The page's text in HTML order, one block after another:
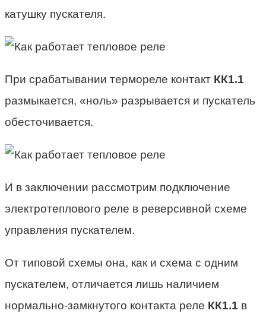
катушку пускателя.
При срабатывании термореле контакт КК1.1
размыкается, «ноль» разрывается и пускатель
обесточивается.
И в заключении рассмотрим подключение
электротеплового реле в реверсивной схеме
управления пускателем.
От типовой схемы она, как и схема с одним
пускателем, отличается лишь наличием
нормально-замкнутого контакта реле КК1.1 в